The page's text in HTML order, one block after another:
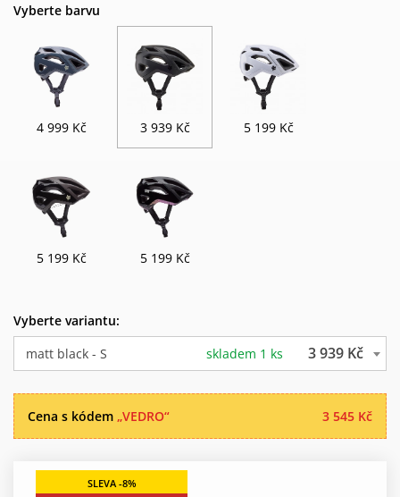
Vyberte barvu
4 999 Kč 3 939 Kč 5 199 Kč
5 199 Kč 5 199 Kč
Vyberte variantu:
matt black - S
skladem 1 ks 3 939 Kč
3 545 Kč
Cena s kódem „VEDRO“